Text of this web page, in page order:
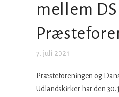
mellem
7. juli 2021
Præsteforeningen og
Udlandskirker har den 30.